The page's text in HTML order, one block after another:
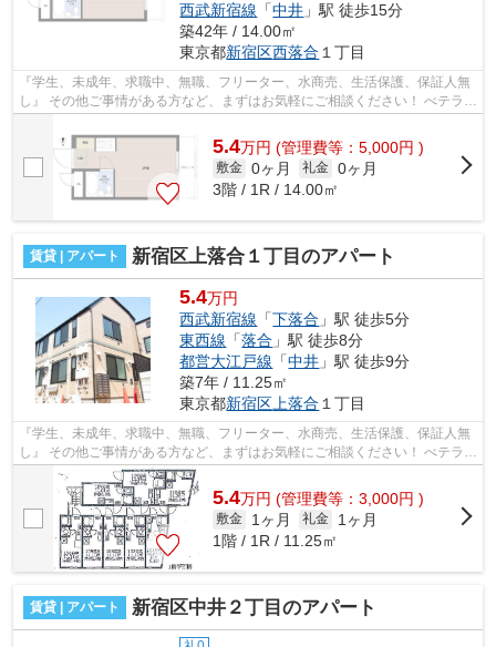
西武新宿線 「中井 」駅 徒歩15分
築42年 / 14.00㎡
東京都新宿区西落合 １丁目
『学生、未成年、求職中、無職、フリーター、水商売、生活保護、保証人無
し』 その他ご事情がある方など、まずはお気軽にご相談ください！ べテラン
5.4万円 (管理費等：5,000円 )
敷金 0ヶ月 礼金 0ヶ月
3階 / 1R / 14.00㎡
賃貸 | アパート 新宿区上落合１丁目のアパート
5.4万円
西武新宿線 「下落合 」駅 徒歩5分
東西線 「落合 」駅 徒歩8分
都営大江戸線 「中井 」駅 徒歩9分
築7年 / 11.25㎡
東京都新宿区 上落合 １丁目
『学生、未成年、求職中、無職、フリーター、水商売、生活保護、保証人無
し』 その他ご事情がある方など、まずはお気軽にご相談ください！ べテラン
スタッフが対応致しますのでご希望...
5.4万円 (管理費等：3,000円 )
敷金 1ヶ月 礼金
1ヶ月
1階 / 1R / 11.25㎡
賃貸 | アパート 新宿区中井２丁目のアパート